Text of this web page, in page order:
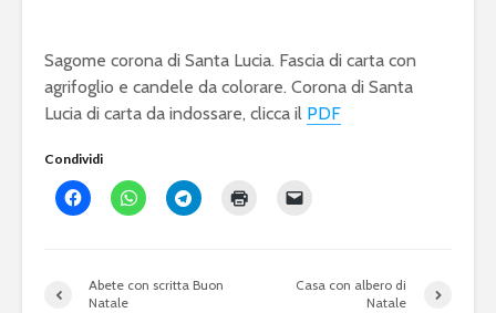
Sagome corona di Santa Lucia. Fascia di carta con
agrifoglio e candele da colorare. Corona di Santa
Lucia di carta da indossare, clicca il PDF
Condividi
Abete con scritta Buon
Natale
Casa con albero di
Natale